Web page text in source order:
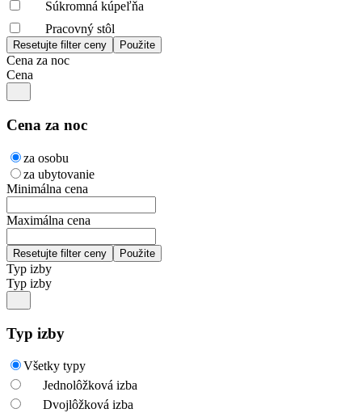
Súkromná kúpeľňa
Pracovný stôl
Cena za noc
Cena
Cena za noc
za osobu
za ubytovanie
Minimálna cena
Maximálna cena
Typ izby
Typ izby
Typ izby
Všetky typy
Jednolôžková izba
Dvojlôžková izba